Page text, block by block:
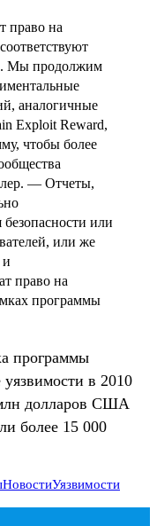
право на
Мы продолжим
аналогичные
Exploit Reward,
чтобы более
— Отчеты,
или
или же
и
право на
программы
программы
в 2010
долларов США
более 15 000
НовостиУязвимости